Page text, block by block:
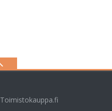
Toimistokauppa.fi